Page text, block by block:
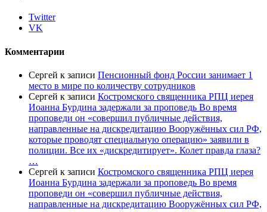
Twitter
VK
Комментарии
Сергей к записи Пенсионный фонд России занимает 1
место в мире по количеству сотрудников
Сергей к записи Костромского священника РПЦ иерея
Иоанна Бурдина задержали за проповедь Во время
проповеди он «совершил публичные действия,
направленные на дискредитацию Вооружённых сил РФ,
которые проводят специальную операцию» заявили в
полиции. Все их «дискредитирует». Колет правда глаза?
…
Сергей к записи Костромского священника РПЦ иерея
Иоанна Бурдина задержали за проповедь Во время
проповеди он «совершил публичные действия,
направленные на дискредитацию Вооружённых сил РФ,